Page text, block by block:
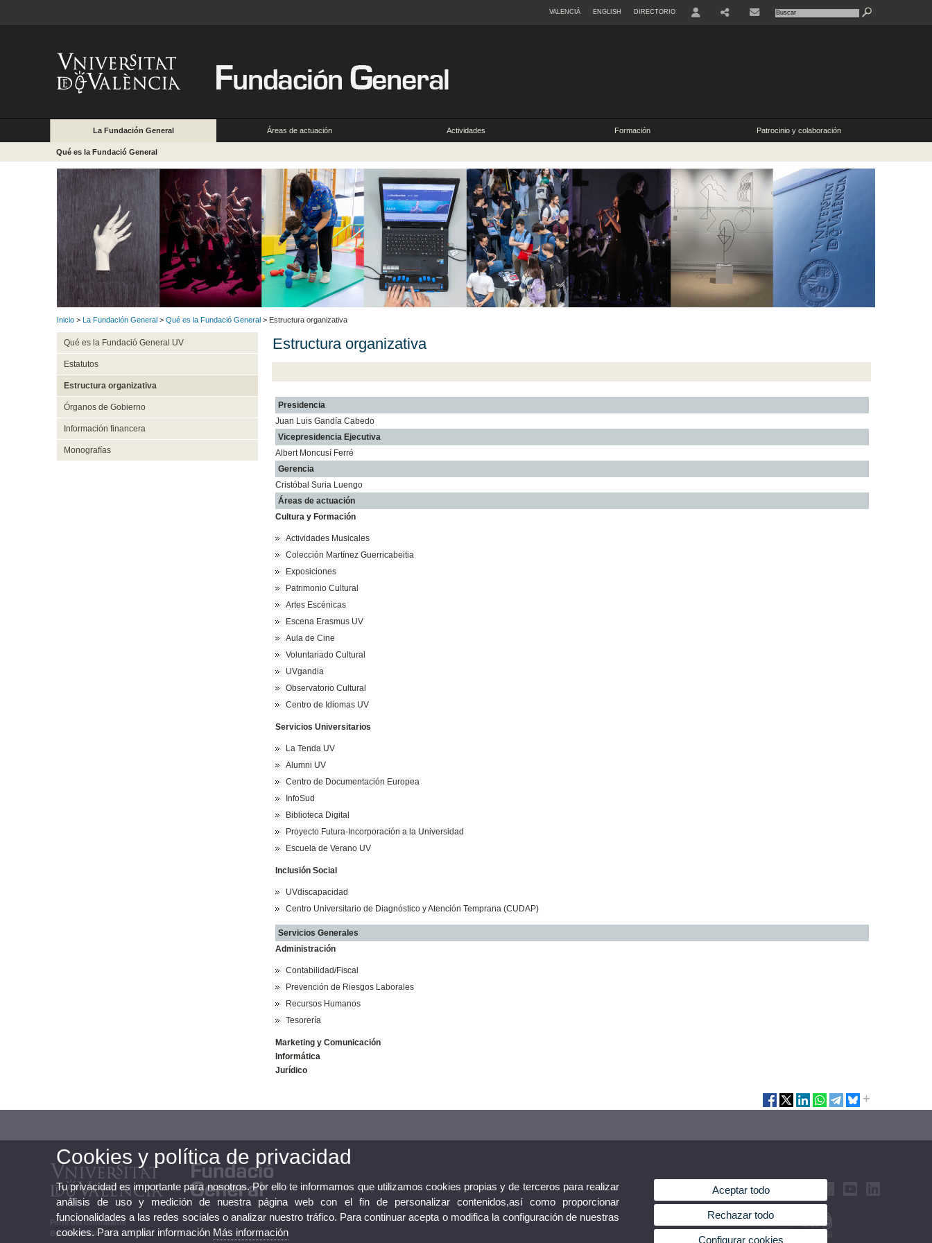
VALENCIÀ ENGLISH DIRECTORIO
La Fundación General Áreas de actuación Actividades Formación Patrocinio y colaboración
Qué es la Fundació General
Inicio > La Fundación General > Qué es la Fundació General > Estructura organizativa
Qué es la Fundació General UV
Estatutos
Estructura organizativa
Órganos de Gobierno
Información financera
Monografías
Estructura organizativa
Presidencia
Juan Luis Gandía Cabedo
Vicepresidencia Ejecutiva
Albert Moncusí Ferré
Gerencia
Cristóbal Suria Luengo
Áreas de actuación
Cultura y Formación
Actividades Musicales
Colección Martínez Guerricabeitia
Exposiciones
Patrimonio Cultural
Artes Escénicas
Escena Erasmus UV
Aula de Cine
Voluntariado Cultural
UVgandia
Observatorio Cultural
Centro de Idiomas UV
Servicios Universitarios
La Tenda UV
Alumni UV
Centro de Documentación Europea
InfoSud
Biblioteca Digital
Proyecto Futura-Incorporación a la Universidad
Escuela de Verano UV
Inclusión Social
UVdiscapacidad
Centro Universitario de Diagnóstico y Atención Temprana (CUDAP)
Servicios Generales
Administración
Contabilidad/Fiscal
Prevención de Riesgos Laborales
Recursos Humanos
Tesorería
Marketing y Comunicación
Informática
Jurídico
Perfil del contratante
Buzón FGUV
Cookies y política de privacidad
Tu privacidad es importante para nosotros. Por ello te informamos que utilizamos cookies propias y de terceros para realizar
análisis de uso y medición de nuestra página web con el fin de personalizar contenidos,así como proporcionar
funcionalidades a las redes sociales o analizar nuestro tráfico. Para continuar acepta o modifica la configuración de nuestras
cookies. Para ampliar información Más información
Aceptar todo
Rechazar todo
Configurar cookies